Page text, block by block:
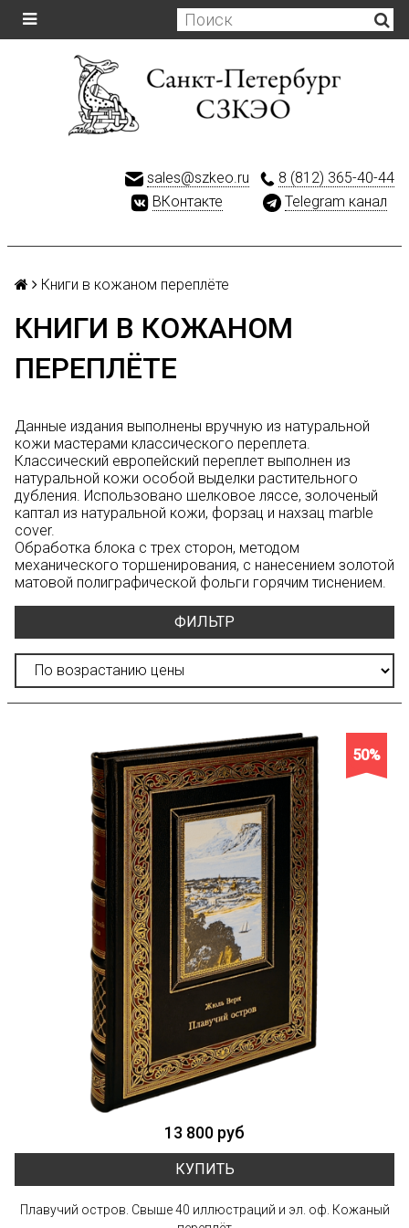
sales@szkeo.ru
8 (812) 365-40-44
ВКонтакте
Telegram канал
Книги в кожаном переплёте
КНИГИ В КОЖАНОМ
ПЕРЕПЛЁТЕ
Данные издания выполнены вручную из натуральной
кожи мастерами классического переплета.
Классический европейский переплет выполнен из
натуральной кожи особой выделки растительного
дубления. Использовано шелковое ляссе, золоченый
каптал из натуральной кожи, форзац и нахзац marble
cover.
Обработка блока с трех сторон, методом
механического торшенирования, с нанесением золотой
матовой полиграфической фольги горячим тиснением.
ФИЛЬТР
50%
13 800 руб
КУПИТЬ
Плавучий остров. Свыше 40 иллюстраций и эл. оф. Кожаный